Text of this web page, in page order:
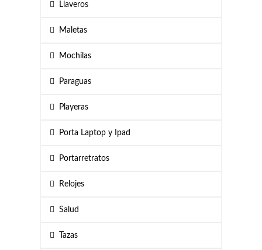
Llaveros
Maletas
Mochilas
Paraguas
Playeras
Porta Laptop y Ipad
Portarretratos
Relojes
Salud
Tazas